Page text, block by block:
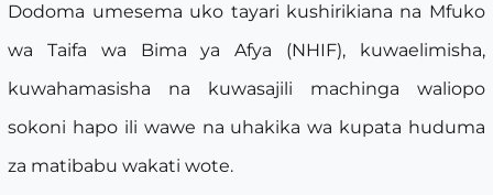
Dodoma umesema uko tayari kushirikiana na Mfuko
wa Taifa wa Bima ya Afya (NHIF), kuwaelimisha,
kuwahamasisha na kuwasajili machinga waliopo
sokoni hapo ili wawe na uhakika wa kupata huduma
za matibabu wakati wote.